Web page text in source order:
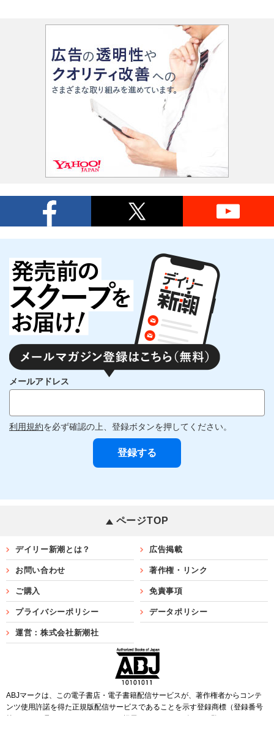
メールアドレス
利用規約を必ず確認の上、登録ボタンを押してください。
ページTOP
デイリー新潮とは？ 広告掲載
お問い合わせ 著作権・リンク
ご購入 免責事項
プライバシーポリシー データポリシー
運営：株式会社新潮社
ABJマークは、この電子書店・電子書籍配信サービスが、著作権者からコンテ
ンツ使用許諾を得た正規版配信サービスであることを示す登録商標（登録番号
第6091713号）です。ABJマークを掲示しているサービスの一覧は